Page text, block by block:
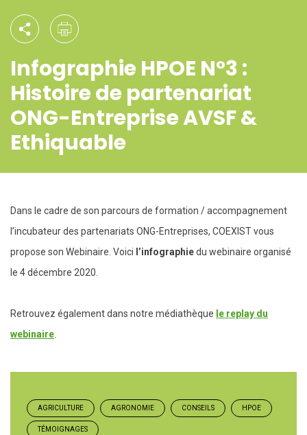
Infographie HPOE N°3 :
Histoire de partenariat
ONG-Entreprise AVSF &
Ethiquable
Dans le cadre de son parcours de formation / accompagnement
l’incubateur des partenariats ONG-Entreprises, COEXIST vous
propose son Webinaire. Voici l’infographiedu webinaire organisé
le 4 décembre 2020.
Retrouvez également dans notre médiathèque le replay du
webinaire
AGRICULTURE AGRONOMIE CONSEILS HPOE
TÉMOIGNAGES